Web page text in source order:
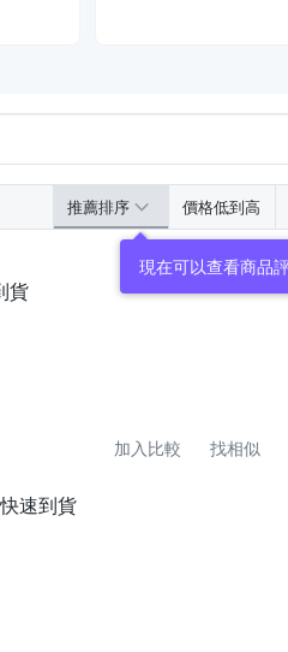
推薦排序 價格低到高
貨
加入比較 找相似
速到貨